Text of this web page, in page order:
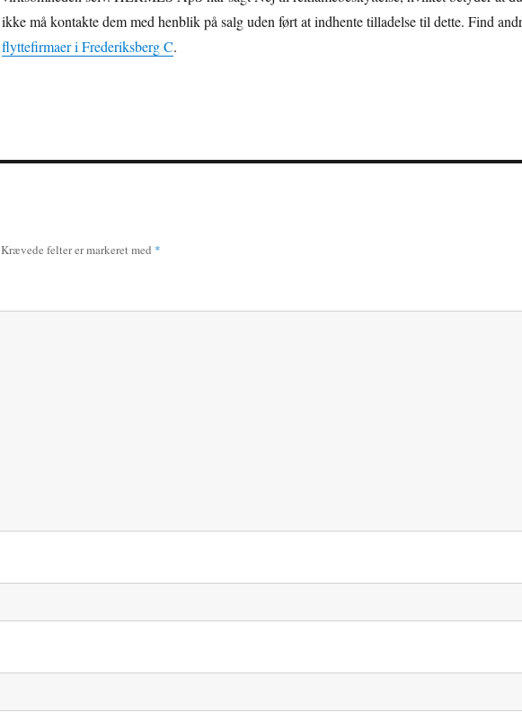
ikke må kontakte dem med henblik på salg uden ført at indhente tilladelse til dette. Find
flyttefirmaer i Frederiksberg C.
Krævede felter er markeret med *